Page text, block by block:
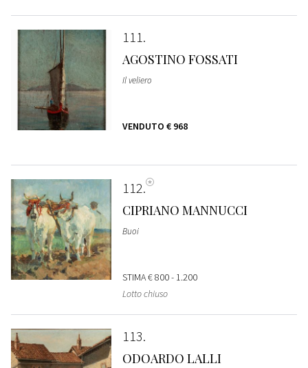
111
AGOSTINO FOSSATI
Il veliero
VENDUTO € 968
112
CIPRIANO MANNUCCI
Buoi
STIMA€ 800 - 1.200
Lotto chiuso
113
ODOARDO LALLI